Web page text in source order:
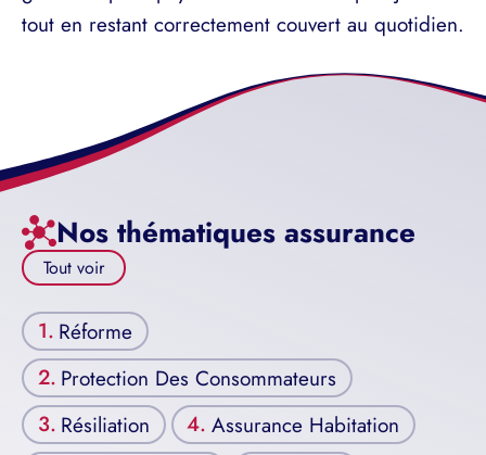
tout en restant correctement couvert au quotidien.
Nos thématiques assurance
Tout voir
Réforme
Protection Des Consommateurs
Résiliation
Assurance Habitation